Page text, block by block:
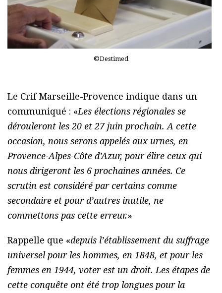
©Destimed
Le Crif Marseille-Provence indique dans un
communiqué : «Les élections régionales se
dérouleront les 20 et 27 juin prochain. A cette
occasion, nous serons appelés aux urnes, en
Provence-Alpes-Côte d’Azur, pour élire ceux qui
nous dirigeront les 6 prochaines années. Ce
scrutin est considéré par certains comme
secondaire et pour d’autres inutile, ne
commettons pas cette erreur.»
Rappelle que «depuis l’établissement du suffrage
universel pour les hommes, en 1848, et pour les
femmes en 1944, voter est un droit. Les étapes de
cette conquête ont été trop longues pour la